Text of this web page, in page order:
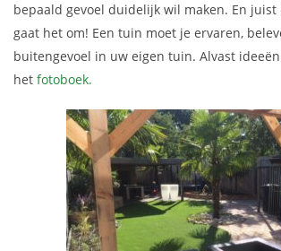
bepaald gevoel duidelijk wil maken. En
gaat het om! Een tuin moet je ervaren,
buitengevoel in uw eigen tuin. Alvast
het fotoboek.